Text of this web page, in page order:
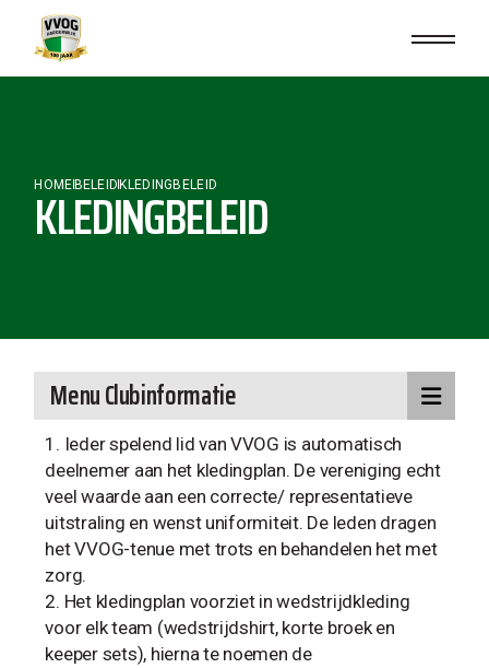
HOME BELEID KLEDINGBELEID
KLEDINGBELEID
Ieder spelend lid van VVOG is automatisch
deelnemer aan het kledingplan. De vereniging echt
veel waarde aan een correcte/ representatieve
uitstraling en wenst uniformiteit. De leden dragen
het VVOG-tenue met trots en behandelen het met
zorg.
Het kledingplan voorziet in wedstrijdkleding
voor elk team (wedstrijdshirt, korte broek en
keeper sets), hierna te noemen de
Menu Clubinformatie